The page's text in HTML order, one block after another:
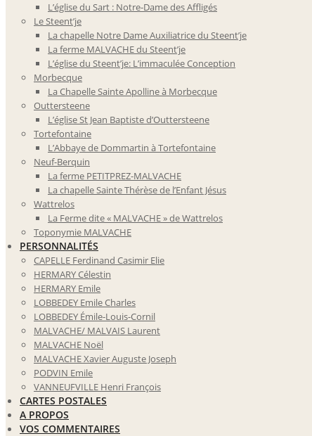
L’église du Sart : Notre-Dame des Affligés
Le Steent’je
La chapelle Notre Dame Auxiliatrice du Steent’je
La ferme MALVACHE du Steent’je
L’église du Steent’je: L’immaculée Conception
Morbecque
La Chapelle Sainte Apolline à Morbecque
Outtersteene
L’église St Jean Baptiste d’Outtersteene
Tortefontaine
L’Abbaye de Dommartin à Tortefontaine
Neuf-Berquin
La ferme PETITPREZ-MALVACHE
La chapelle Sainte Thérèse de l’Enfant Jésus
Wattrelos
La Ferme dite « MALVACHE » de Wattrelos
Toponymie MALVACHE
PERSONNALITÉS
CAPELLE Ferdinand Casimir Elie
HERMARY Célestin
HERMARY Emile
LOBBEDEY Emile Charles
LOBBEDEY Émile-Louis-Cornil
MALVACHE/ MALVAIS Laurent
MALVACHE Noël
MALVACHE Xavier Auguste Joseph
PODVIN Emile
VANNEUFVILLE Henri François
CARTES POSTALES
A PROPOS
VOS COMMENTAIRES